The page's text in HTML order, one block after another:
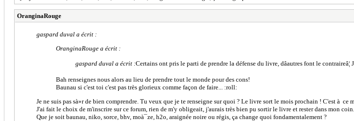
OranginaRouge
gaspard duval a écrit :
OranginaRouge a écrit :
gaspard duval a écrit :Certains ont pris le parti de prendre la défense du livre, dâautres font le
Bah renseignes nous alors au lieu de prendre tout le monde pour des cons!
Baunau si c'est toi c'est pas très glorieux comme façon de faire... :roll:
Je ne suis pas sà»r de bien comprendre. Tu veux que je te renseigne sur quoi ? Le livre sort le mois prochain ! C'est à ce
J'ai fait le choix de m'inscrire sur ce forum, rien de m'y obligeait, j'aurais très bien pu sortir le livre et rester dans mon coin.
Que je soit baunau, niko, sorce, bhv, moà¯ze, h2o, araignée noire ou régis, ça change quoi fondamentalement ?